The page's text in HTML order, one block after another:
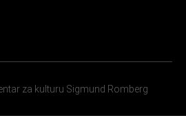
za kulturu Sigmund Romberg